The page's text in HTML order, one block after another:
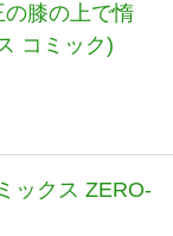
膝の上で惰
コミック)
ックス ZERO-